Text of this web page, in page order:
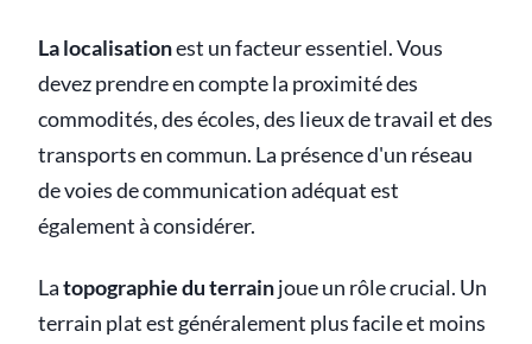
La localisationest un facteur essentiel. Vous
devez prendre en compte la proximité des
commodités, des écoles, des lieux de travail et des
transports en commun. La présence d'un réseau
de voies de communication adéquat est
également à considérer.
Latopographie du terrainjoue un rôle crucial. Un
terrain plat est généralement plus facile et moins